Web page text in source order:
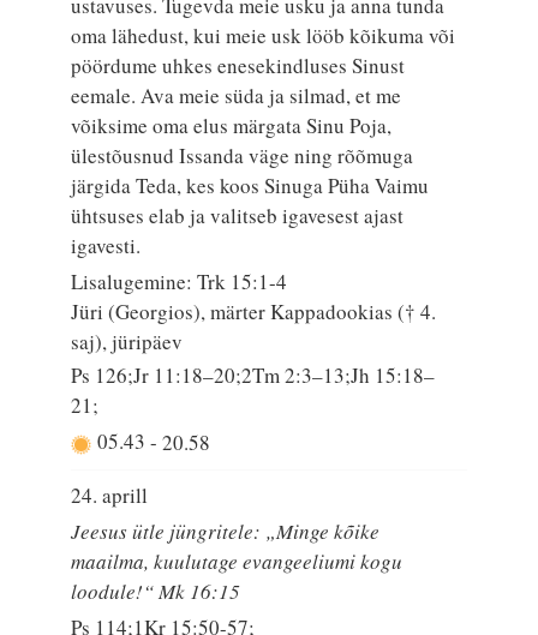
oma lähedust, kui meie usk lööb kõikuma või
pöördume uhkes enesekindluses Sinust
eemale. Ava meie süda ja silmad, et me
võiksime oma elus märgata Sinu Poja,
ülestõusnud Issanda väge ning rõõmuga
järgida Teda, kes koos Sinuga Püha Vaimu
ühtsuses elab ja valitseb igavesest ajast
igavesti.
Lisalugemine: Trk 15:1-4
Jüri (Georgios), märter Kappadookias († 4.
saj), jüripäev
Ps 126;Jr 11:18–20;2Tm 2:3–13;Jh 15:18–
21;
05.43-20.58
24. aprill
Jeesus ütle jüngritele: „Minge kõike
maailma, kuulutage evangeeliumi kogu
loodule!“ Mk 16:15
Ps 114;1Kr 15:50-57;